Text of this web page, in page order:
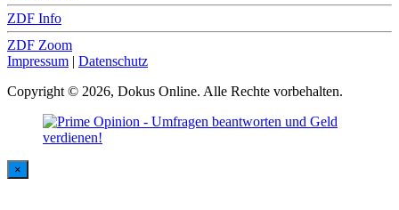
ZDF Info
ZDF Zoom
Impressum | Datenschutz
Copyright © 2026, Dokus Online. Alle Rechte vorbehalten.
×